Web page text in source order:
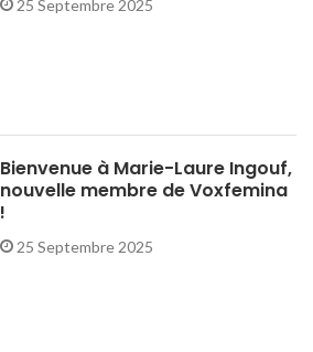
25 Septembre 2025
Bienvenue à Marie-Laure Ingouf,
nouvelle membre de Voxfemina
!
25 Septembre 2025